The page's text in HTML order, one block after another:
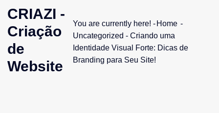
CRIAZI -
Criação
de
Website
You are currently here! - Home -
Uncategorized - Criando uma
Identidade Visual Forte: Dicas de
Branding para Seu Site!